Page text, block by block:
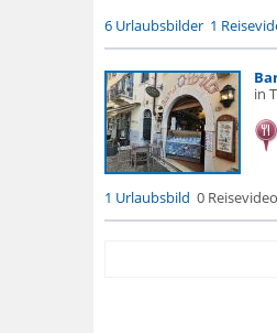
6 Urlaubsbilder 1
in
1 Urlaubsbild 0